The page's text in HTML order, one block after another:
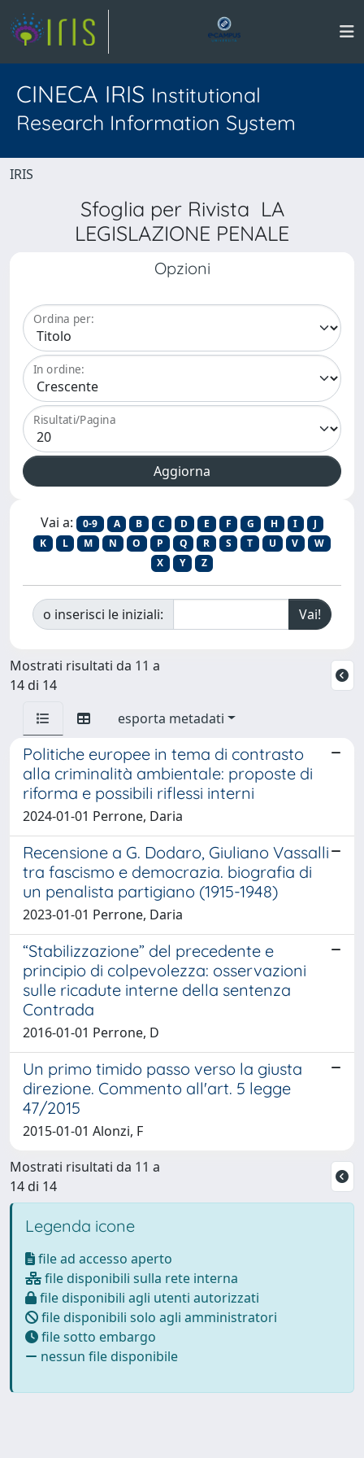
CINECA IRIS Institutional
Research Information System
IRIS
Sfoglia per Rivista LA
LEGISLAZIONE PENALE
Opzioni
Ordina per:
In ordine:
Risultati/Pagina
Vai a: 0-9 A B C D E F G H I
J
K
L M N O P Q R S T U V
W
X
Y Z
o inserisci le iniziali:
Mostrati risultati da 11 a
14 di 14
esporta metadati
Politiche europee in tema di contrasto
alla criminalità ambientale: proposte di
riforma e possibili riflessi interni
2024-01-01 Perrone, Daria
Recensione a G. Dodaro, Giuliano Vassalli
tra fascismo e democrazia. biografia di
un penalista partigiano (1915-1948)
2023-01-01 Perrone, Daria
“Stabilizzazione” del precedente e
principio di colpevolezza: osservazioni
sulle ricadute interne della sentenza
Contrada
2016-01-01 Perrone, D
Un primo timido passo verso la giusta
direzione. Commento all'art. 5 legge
47/2015
2015-01-01 Alonzi, F
Mostrati risultati da 11 a
14 di 14
Legenda icone
file ad accesso aperto
file disponibili sulla rete interna
file disponibili agli utenti autorizzati
file disponibili solo agli amministratori
file sotto embargo
nessun file disponibile